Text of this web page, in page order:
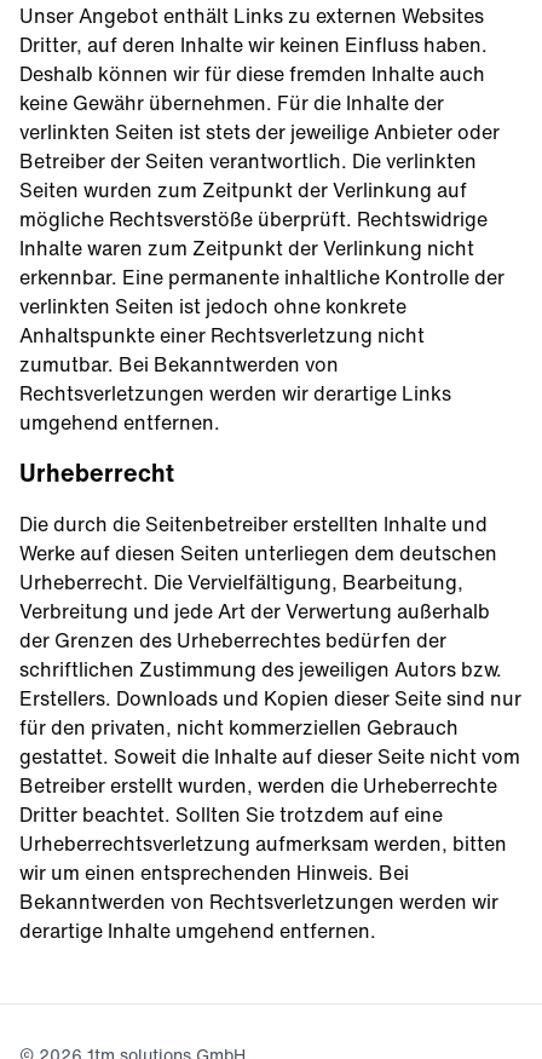
Unser Angebot enthält Links zu externen Websites
Dritter, auf deren Inhalte wir keinen Einfluss haben.
Deshalb können wir für diese fremden Inhalte auch
keine Gewähr übernehmen. Für die Inhalte der
verlinkten Seiten ist stets der jeweilige Anbieter oder
Betreiber der Seiten verantwortlich. Die verlinkten
Seiten wurden zum Zeitpunkt der Verlinkung auf
mögliche Rechtsverstöße überprüft. Rechtswidrige
Inhalte waren zum Zeitpunkt der Verlinkung nicht
erkennbar. Eine permanente inhaltliche Kontrolle der
verlinkten Seiten ist jedoch ohne konkrete
Anhaltspunkte einer Rechtsverletzung nicht
zumutbar. Bei Bekanntwerden von
Rechtsverletzungen werden wir derartige Links
umgehend entfernen.
Urheberrecht
Die durch die Seitenbetreiber erstellten Inhalte und
Werke auf diesen Seiten unterliegen dem deutschen
Urheberrecht. Die Vervielfältigung, Bearbeitung,
Verbreitung und jede Art der Verwertung außerhalb
der Grenzen des Urheberrechtes bedürfen der
schriftlichen Zustimmung des jeweiligen Autors bzw.
Erstellers. Downloads und Kopien dieser Seite sind nur
für den privaten, nicht kommerziellen Gebrauch
gestattet. Soweit die Inhalte auf dieser Seite nicht vom
Betreiber erstellt wurden, werden die Urheberrechte
Dritter beachtet. Sollten Sie trotzdem auf eine
Urheberrechtsverletzung aufmerksam werden, bitten
wir um einen entsprechenden Hinweis. Bei
Bekanntwerden von Rechtsverletzungen werden wir
derartige Inhalte umgehend entfernen.